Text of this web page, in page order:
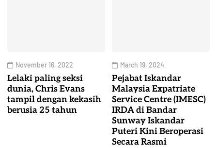
November 16, 2022
Lelaki paling seksi
dunia, Chris Evans
tampil dengan kekasih
berusia 25 tahun
March 19, 2024
Pejabat Iskandar
Malaysia Expatriate
Service Centre (IMESC)
IRDA di Bandar
Sunway Iskandar
Puteri Kini Beroperasi
Secara Rasmi